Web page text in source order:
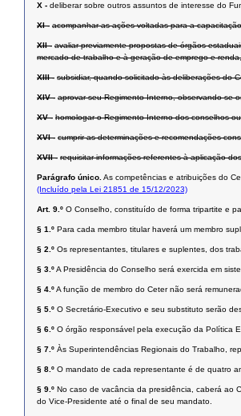
X - deliberar sobre outros assuntos de interesse do
XI - acompanhar as ações voltadas para a
XII - avaliar previamente propostas de órgãos
mercado de trabalho e à geração de emprego e
XIII - subsidiar, quando solicitado às deliberações do
XIV - aprovar seu Regimento Interno, observando-se
XV - homologar o Regimento Interno dos conselhos
XVI - cumprir as determinações e recomendações
XVII - requisitar informações referentes à aplicação
Parágrafo único.As competências e atribuições do
(Incluído pela Lei 21851 de 15/12/2023)
Art. 9.º O Conselho, constituído de forma tripartite e
§ 1.º Para cada membro titular haverá um membro
§ 2.º Os representantes, titulares e suplentes, dos
§ 3.ºA Presidência do Conselho será exercida em
§ 4.ºA função de membro do Ceter não será
§ 5.º O Secretário-Executivo e seu substituto serão
§ 6.º O órgão responsável pela execução da Política
§ 7.º Às Superintendências Regionais do Trabalho,
§ 8.º O mandato de cada representante é de quatro
§ 9.º No caso de vacância da presidência, caberá ao
do Vice-Presidente até o final de seu mandato.